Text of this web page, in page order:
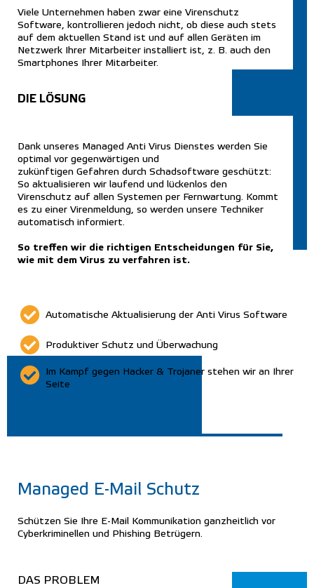
Viele Unternehmen haben zwar eine Virenschutz
Software, kontrollieren jedoch nicht, ob diese auch stets
auf dem aktuellen Stand ist und auf allen Geräten im
Netzwerk Ihrer Mitarbeiter installiert ist, z. B. auch den
Smartphones Ihrer Mitarbeiter.
DIE LÖSUNG
Dank unseres Managed Anti Virus Dienstes werden Sie
optimal vor gegenwärtigen und
zukünftigen Gefahren durch Schadsoftware geschützt:
So aktualisieren wir laufend und lückenlos den
Virenschutz auf allen Systemen per Fernwartung. Kommt
es zu einer Virenmeldung, so werden unsere Techniker
automatisch informiert.
So treffen wir die richtigen Entscheidungen für Sie,
wie mit dem Virus zu verfahren ist.
Automatische Aktualisierung der Anti Virus Software
Produktiver Schutz und Überwachung
Im Kampf gegen Hacker & Trojaner stehen wir an Ihrer
Seite
Managed E-Mail Schutz
Schützen Sie Ihre E-Mail Kommunikation ganzheitlich vor
Cyberkriminellen und Phishing Betrügern.
DAS PROBLEM